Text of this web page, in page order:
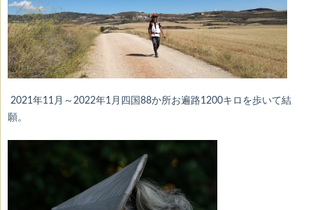
2021年11月～2022年1月四国88か所お遍路1200キロを歩いて結
願。